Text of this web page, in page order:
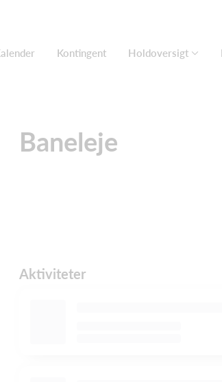
Kontingent Holdoversigt
Baneleje
Aktiviteter